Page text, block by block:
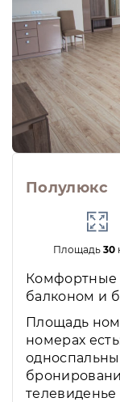
Полулюкс
Площадь30
Комфортные
балконом и
Площадь
номерах